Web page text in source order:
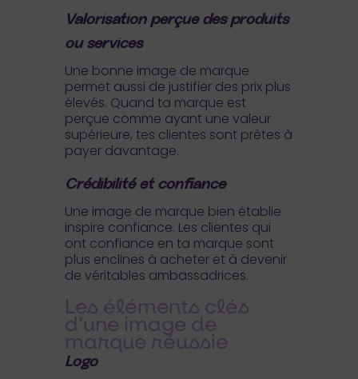
Valorisation perçue des produits
ou services
Une bonne image de marque
permet aussi de justifier des prix plus
élevés. Quand ta marque est
perçue comme ayant une valeur
supérieure, tes clientes sont prêtes à
payer davantage.
Crédibilité et confiance
Une image de marque bien établie
inspire confiance. Les clientes qui
ont confiance en ta marque sont
plus enclines à acheter et à devenir
de véritables ambassadrices.
Les éléments clés
d’une image de
marque réussie
Logo